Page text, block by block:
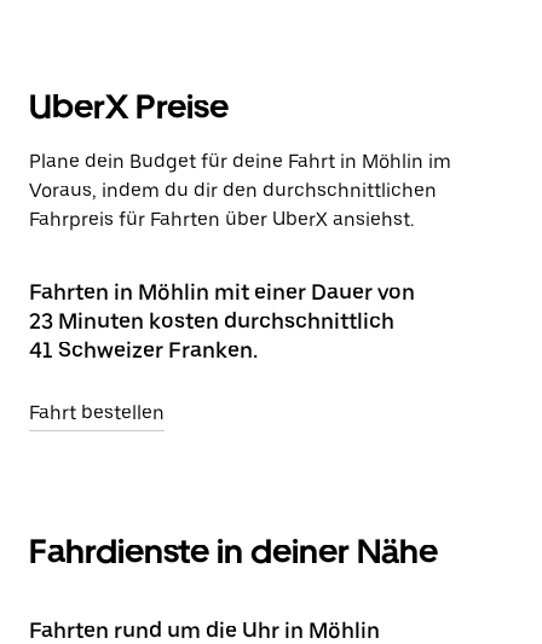
UberX Preise
Plane dein Budget für deine Fahrt in Möhlin im
Voraus, indem du dir den durchschnittlichen
Fahrpreis für Fahrten über UberX ansiehst.
Fahrten in Möhlin mit einer Dauer von
23 Minuten kosten durchschnittlich
41 Schweizer Franken.
Fahrt bestellen
Fahrdienste in deiner Nähe
Fahrten rund um die Uhr in Möhlin